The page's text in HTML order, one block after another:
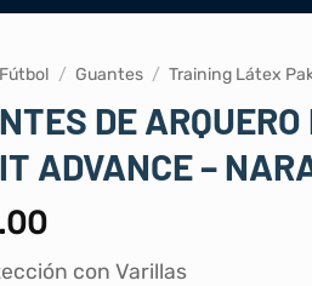
Fútbol / Guantes / Training Látex
DE
ADVANCE –
con Varillas